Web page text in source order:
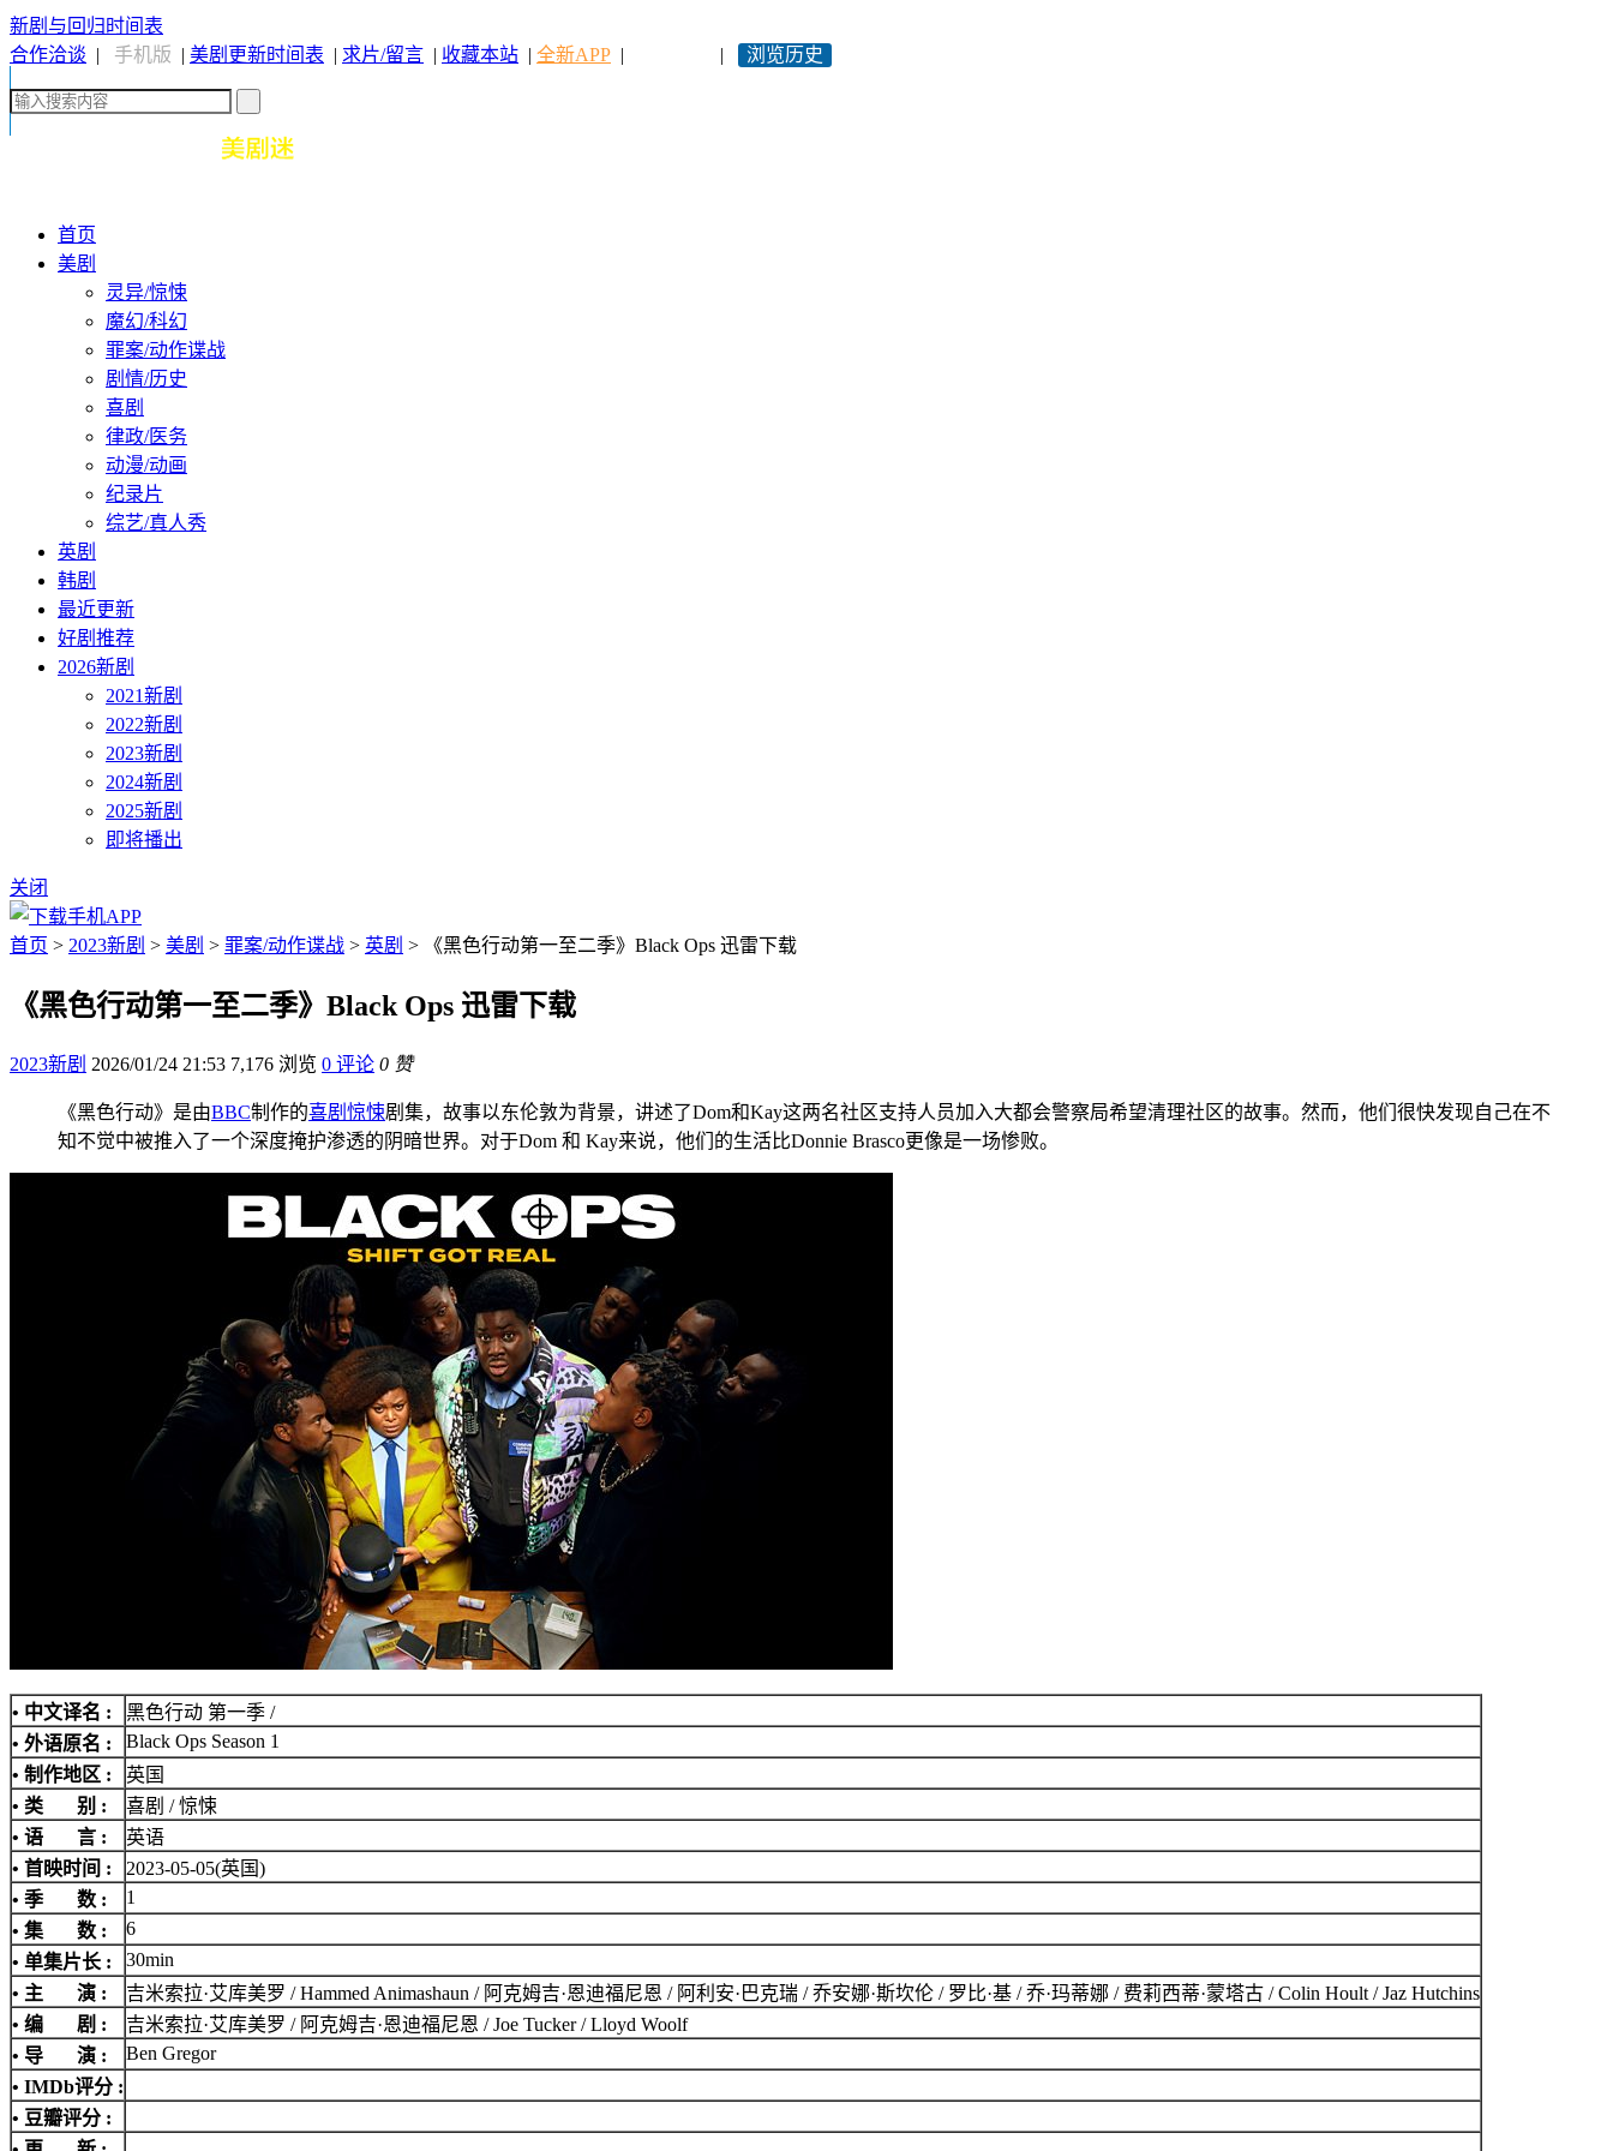
新剧与回归时间表
合作洽谈 | 手机版 | 美剧更新时间表 | 求片/留言 | 收藏本站 | 全新APP | | 浏览历史
首页
美剧
灵异/惊悚
魔幻/科幻
罪案/动作谍战
剧情/历史
喜剧
律政/医务
动漫/动画
纪录片
综艺/真人秀
英剧
韩剧
最近更新
好剧推荐
2026新剧
2021新剧
2022新剧
2023新剧
2024新剧
2025新剧
即将播出
关闭
首页 > 2023新剧 > 美剧 > 罪案/动作谍战 > 英剧 > 《黑色行动第一至二季》Black Ops 迅雷下载
《黑色行动第一至二季》Black Ops 迅雷下载
2023新剧 2026/01/24 21:53 7,176 浏览 0 评论 0 赞
《黑色行动》是由BBC制作的喜剧 惊悚剧集，故事以东伦敦为背景，讲述了Dom和Kay这两名社区支持人员加入大都会警察局希望清理社区的故事。然而，他们很快发现自己在不
知不觉中被推入了一个深度掩护渗透的阴暗世界。对于Dom 和 Kay来说，他们的生活比Donnie Brasco更像是一场惨败。
• 中文译名 :
黑色行动 第一季 /
• 外语原名 :
Black Ops Season 1
• 制作地区 :
英国
• 类 别 :
喜剧 / 惊悚
• 语 言 :
英语
• 首映时间 :
2023-05-05(英国)
• 季 数 :
1
• 集 数 :
6
• 单集片长 :
30min
• 主 演 :
吉米索拉·艾库美罗 / Hammed Animashaun / 阿克姆吉·恩迪福尼恩 / 阿利安·巴克瑞 / 乔安娜·斯坎伦 / 罗比·基 / 乔·玛蒂娜 / 费莉西蒂·蒙塔古 / Colin Hoult / Jaz Hutchins
• 编 剧 :
吉米索拉·艾库美罗 / 阿克姆吉·恩迪福尼恩 / Joe Tucker / Lloyd Woolf
• 导 演 :
Ben Gregor
• IMDb评分 :
• 豆瓣评分 :